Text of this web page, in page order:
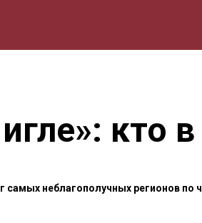
кто
самых неблагополучных регионов